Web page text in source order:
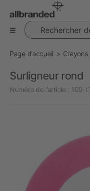
Rechercher des
Page d’accueil Crayons
Surligneur rond
Numéro de l’article : 109-